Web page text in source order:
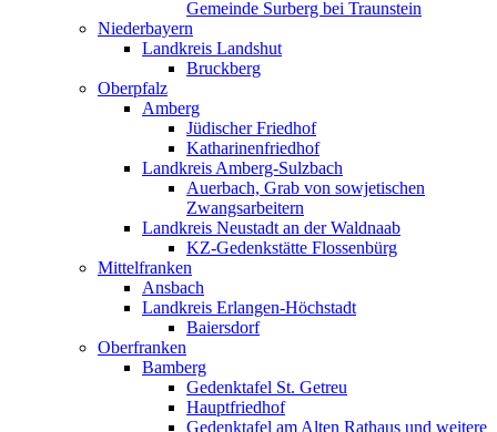
Gemeinde Surberg bei Traunstein
Niederbayern
Landkreis Landshut
Bruckberg
Oberpfalz
Amberg
Jüdischer Friedhof
Katharinenfriedhof
Landkreis Amberg-Sulzbach
Auerbach, Grab von sowjetischen
Zwangsarbeitern
Landkreis Neustadt an der Waldnaab
KZ-Gedenkstätte Flossenbürg
Mittelfranken
Ansbach
Landkreis Erlangen-Höchstadt
Baiersdorf
Oberfranken
Bamberg
Gedenktafel St. Getreu
Hauptfriedhof
Gedenktafel am Alten Rathaus und weitere